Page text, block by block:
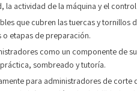
la actividad de la máquina y el
que cubren las tuercas y
etapas de preparación.
como un componente de
sombreado y tutoría.
para administradores de